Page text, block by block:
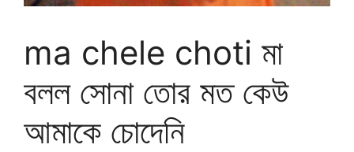
ma chele choti মা
বলল সোনা তোর মত কেউ
আমাকে চোদেনি